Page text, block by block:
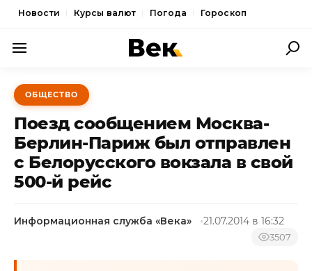
Новости Курсы валют Погода Гороскоп
ПОЛИТИКА
ЭКОНОМИКА
ОБЩЕСТВО
СПОРТ
КУЛЬТУРА
НОВОСТИ
ОБЩЕСТВО
Поезд сообщением Москва-
Берлин-Париж был отправлен
с Белорусского вокзала в свой
500-й рейс
Информационная служба «Века» 21.07.2014 в 16:32
3507